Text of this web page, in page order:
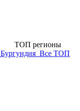
ТОП регионы
Бургундия Все ТОП